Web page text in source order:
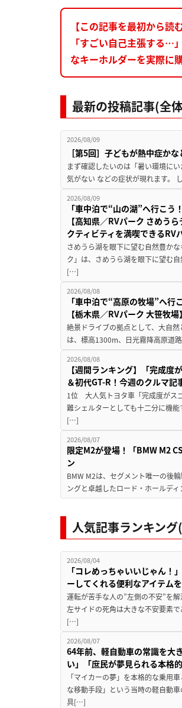
【この記事を最初から読む
「すごい自己主張する…
なキーホルダーを実際に
最新の投稿記事(全
2026/08/09
［第5回］子どもが熱中症か
まず確認したいのは「暑い環境に
気がない などの症状が現れます。
2026/08/09
「車中泊で“山の湖”へ行こ
【高知県／RVパーク さめう
クティビティを満喫できるRV
さめうら湖を眼下に望む自然豊か
ク」は、さめうら湖を眼下に望む
[…]
2026/08/08
「車中泊で“高原の牧場”へ
【栃木県／RVパーク 大笹牧
絶景ドライブの拠点として、大自
は、標高1300m、日光霧降高原道
2026/08/08
【週間ランキング】「完成
＆初代GT-R！今週のクルマ記
1位 大人気トヨタ車「完成度がス
難シェルターとしても十二分に機
[…]
2026/08/07
限定M2が登場！「BMW M2
ン
BMW M2は、セグメント唯一の後
ングと卓越したロード・ホールデ
人気記事ランキン
2026/08/04
「コレめっちゃいいじゃん
ーしてくれる便利なアイテム
運転が苦手な人の”左側の不安”を
左サイドの死角は大きな不安要素
[…]
2026/08/07
64年前、軽自動車の常識を大
い」「庶民が夢見られる本格
「マイカーの夢」を本格的な乗用
な移動手段」という当時の軽自動
具[…]